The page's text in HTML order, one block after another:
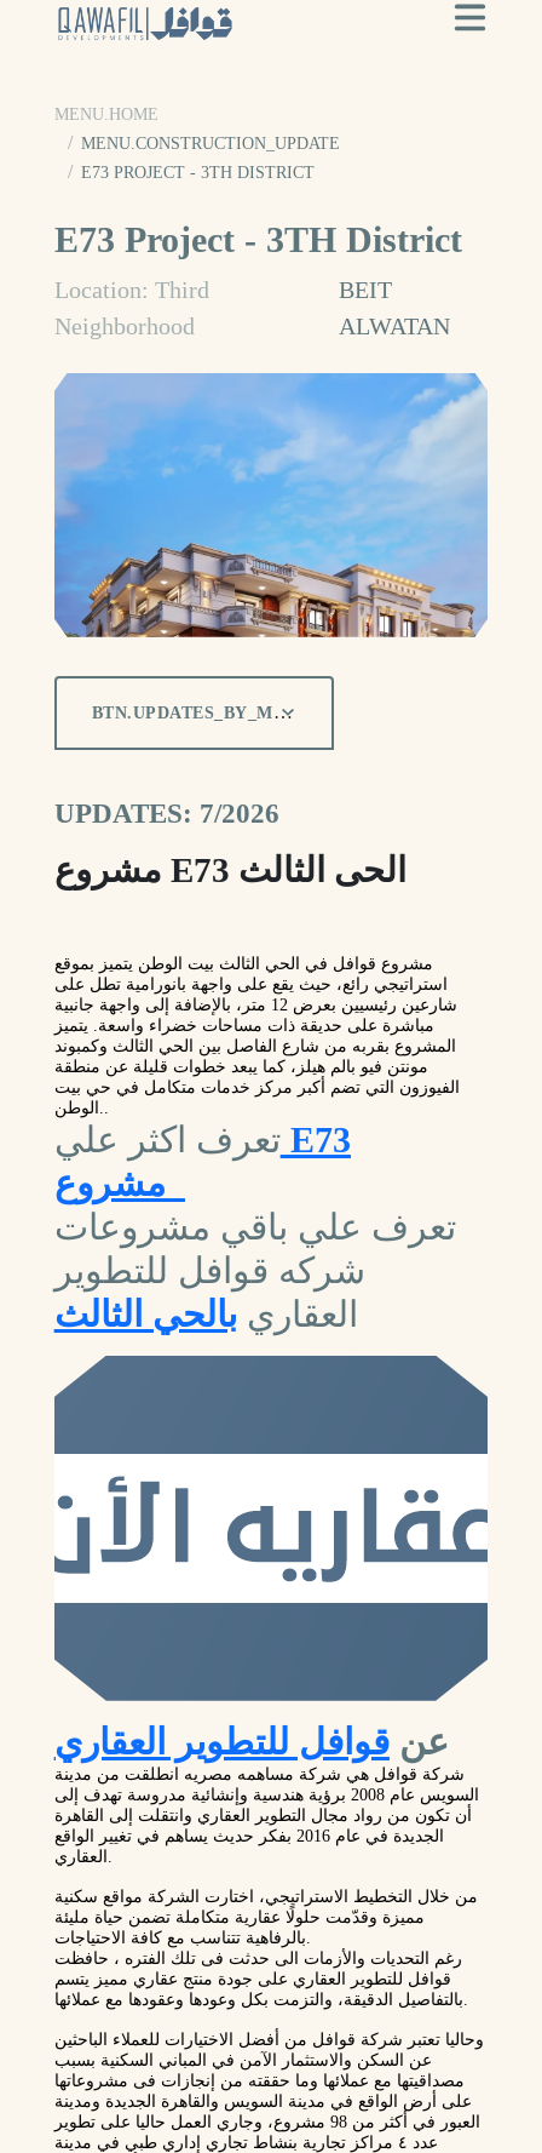
MENU.HOME
MENU.CONSTRUCTION_UPDATE
E73 PROJECT - 3TH DISTRICT
E73 Project - 3TH District
Location: Third
Neighborhood
BEIT
ALWATAN
UPDATES: 7/2026
مشروع E73 الحى الثالث
مشروع قوافل في الحي الثالث بيت الوطن يتميز بموقع
استراتيجي رائع، حيث يقع على واجهة بانورامية تطل على
شارعين رئيسيين بعرض 12 متر، بالإضافة إلى واجهة جانبية
مباشرة على حديقة ذات مساحات خضراء واسعة. يتميز
المشروع بقربه من شارع الفاصل بين الحي الثالث وكمبوند
مونتن فيو بالم هيلز، كما يبعد خطوات قليلة عن منطقة
الفيوزون التي تضم أكبر مركز خدمات متكامل في حي بيت
تعرف اكثر علي E73
تعرف علي باقي مشروعات
شركه قوافل للتطوير
العقاري بالحي الثالث
عنقوافل للتطوير العقاري
شركة قوافل هي شركة مساهمه مصريه انطلقت من مدينة
السويس عام 2008 برؤية هندسية وإنشائية مدروسة تهدف إلى
أن تكون من رواد مجال التطوير العقاري وانتقلت إلى القاهرة
الجديدة في عام 2016 بفكر حديث يساهم في تغيير الواقع
من خلال التخطيط الاستراتيجي، اختارت الشركة مواقع سكنية
مميزة وقدّمت حلولًا عقارية متكاملة تضمن حياة مليئة
رغم التحديات والأزمات الى حدثت فى تلك الفتره ، حافظت
قوافل للتطوير العقاري على جودة منتج عقاري مميز يتسم
وحاليا تعتبر شركة قوافل من أفضل الاختيارات للعملاء الباحثين
عن السكن والاستثمار الآمن في المباني السكنية بسبب
مصداقيتها مع عملائها وما حققته من إنجازات فى مشروعاتها
على أرض الواقع في مدينة السويس والقاهرة الجديدة ومدينة
العبور في أكثر من 98 مشروع، وجاري العمل حاليا على تطوير
عدد ٤ مراكز تجارية بنشاط تجاري إداري طبي في مدينة
BTN.UPDATES_BY_MONTH